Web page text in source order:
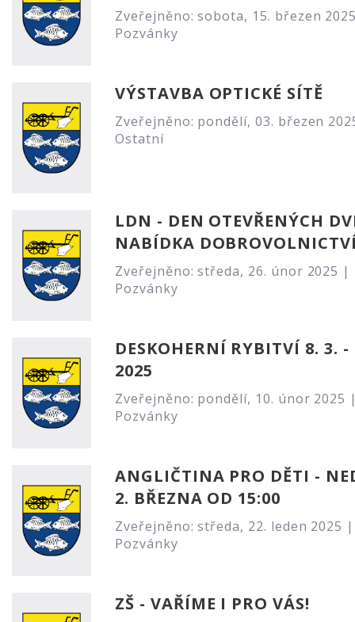
Zveřejněno: sobota, 15. březen
Pozvánky
VÝSTAVBA OPTICKÉ SÍTĚ
Zveřejněno: pondělí, 03. březen
Ostatní
LDN - DEN OTEVŘENÝCH
NABÍDKA
Zveřejněno: středa, 26. únor 2025 |
Pozvánky
DESKOHERNÍ RYBITVÍ 8. 3. -
2025
Zveřejněno: pondělí, 10. únor 2025
Pozvánky
ANGLIČTINA PRO DĚTI -
2. BŘEZNA OD 15:00
Zveřejněno: středa, 22. leden 2025 |
Pozvánky
ZŠ - VAŘÍME I PRO VÁS!